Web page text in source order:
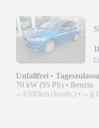
Unfallfrei •
70 kW (95 PS) • Benzin
-- l/100km (komb.) • -- g